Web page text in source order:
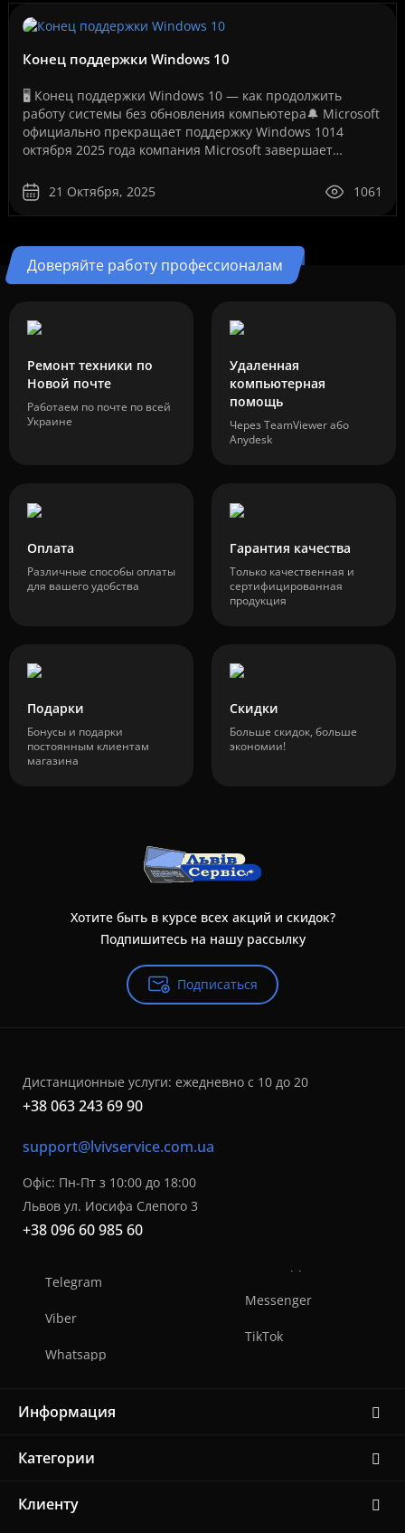
Конец поддержки Windows 10
🖥️ Конец поддержки Windows 10 — как продолжить
работу системы без обновления компьютера🔔 Microsoft
официально прекращает поддержку Windows 1014
октября 2025 года компания Microsoft завершает
10. Это ..21 Октября, 2025 1061
Доверяйте работу профессионалам
Ремонт техники по
Новой почте
Работаем по почте по всей
Украине
Удаленная
компьютерная
помощь
Через TeamViewer або
Anydesk
Оплата
Различные способы оплаты
для вашего удобства
Гарантия качества
Только качественная и
сертифицированная
продукция
Подарки
Бонусы и подарки
постоянным клиентам
магазина
Скидки
Больше скидок, больше
экономии!
Хотите быть в курсе всех акций и скидок?
Подпишитесь на нашу рассылку
Подписаться
Дистанционные услуги: ежедневно с 10 до 20
+38 063 243 69 90
support@lvivservice.com.ua
Офіс: Пн-Пт з 10:00 до 18:00
Львов ул. Иосифа Слепого 3
+38 096 60 985 60
Telegram
Viber
Whatsapp
Messenger
TikTok
Информация
Категории
Клиенту